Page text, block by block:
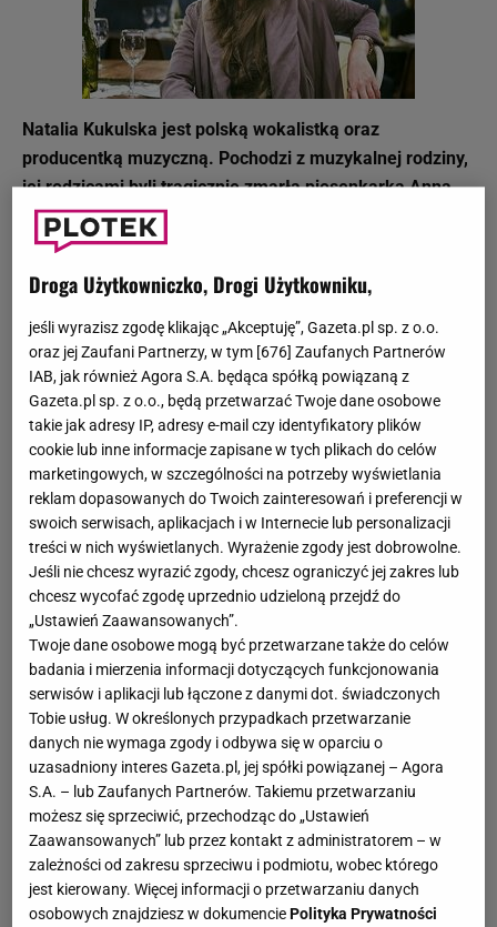
Natalia Kukulska jest polską wokalistką oraz
producentką muzyczną. Pochodzi z muzykalnej rodziny,
jej rodzicami byli tragicznie zmarła piosenkarka Anna
Jantar i kompozytor Jarosław Kukulski. Ma na swoim
koncie 12 albumów studyjnych. Była jurorką w
programie muzycznym „The Voice of Poland”
emitowanym w TVP 2.
Imię i nazwisko: Natalia Kukulska
Data urodzenia: 3 marca 1976
Miejsce urodzenia: Warszawa
Zawód: piosenkarka, producentka muzyczna
Gatunki muzyczne: pop
Facebook: facebook.com/NataliaKukulska/
Instagram: @natalia.kukulska
Natalia Kukulska – życie prywatne
Natalia Kukulska pochodzi z muzykalnej rodziny – jej
matką była ikona polskiej muzyki - Anna Jantar, a ojcem
kompozytor Jarosław Kukulski. Kukulski komponował
piosenki wielu znanych z polskiej sceny muzycznej
artystów, takich jak Krzysztof Krawczyk, Irena Jarocka,
Felicjan Andrzejczak, Halina Frąckowiak czy Eleni.
Jarosław Kukulski komponował również piosenki dla
Natalii. Matka wokalistki, Anna Jantar zginęła w 1980
roku w katastrofie lotniczej, która miała miejsce na
Okęciu.
Natalia Kukulska wyszła za mąż w 2000 roku za Michała
Droga Użytkowniczko, Drogi Użytkowniku,
jeśli wyrazisz zgodę klikając „Akceptuję”, Gazeta.pl sp. z o.o.
oraz jej Zaufani Partnerzy, w tym [676] Zaufanych Partnerów
IAB, jak również Agora S.A. będąca spółką powiązaną z
Gazeta.pl sp. z o.o., będą przetwarzać Twoje dane osobowe
takie jak adresy IP, adresy e-mail czy identyfikatory plików
cookie lub inne informacje zapisane w tych plikach do celów
marketingowych, w szczególności na potrzeby wyświetlania
reklam dopasowanych do Twoich zainteresowań i preferencji w
swoich serwisach, aplikacjach i w Internecie lub personalizacji
treści w nich wyświetlanych. Wyrażenie zgody jest dobrowolne.
Jeśli nie chcesz wyrazić zgody, chcesz ograniczyć jej zakres lub
chcesz wycofać zgodę uprzednio udzieloną przejdź do
„Ustawień Zaawansowanych”.
Twoje dane osobowe mogą być przetwarzane także do celów
badania i mierzenia informacji dotyczących funkcjonowania
serwisów i aplikacji lub łączone z danymi dot. świadczonych
Tobie usług. W określonych przypadkach przetwarzanie
danych nie wymaga zgody i odbywa się w oparciu o
uzasadniony interes Gazeta.pl, jej spółki powiązanej – Agora
S.A. – lub Zaufanych Partnerów. Takiemu przetwarzaniu
możesz się sprzeciwić, przechodząc do „Ustawień
Zaawansowanych” lub przez kontakt z administratorem – w
zależności od zakresu sprzeciwu i podmiotu, wobec którego
jest kierowany. Więcej informacji o przetwarzaniu danych
osobowych znajdziesz w dokumenciePolityka Prywatności